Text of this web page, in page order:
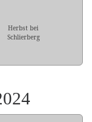
Herbst bei
Schlierberg